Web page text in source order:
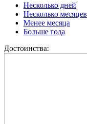
Несколько дней
Несколько месяцев
Менее месяца
Больше года
Достоинства: